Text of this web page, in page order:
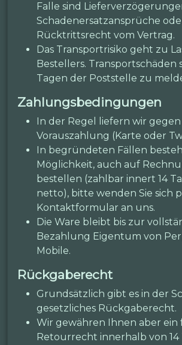
Falle sind
Schadenersatzansprüche
Rücktrittsrecht vom Vertrag.
Das Transportrisiko geht zu
Bestellers. Transportschäden
Tagen der Poststelle zu
Zahlungsbedingungen
In der Regel liefern wir gegen
Vorauszahlung (Karte oder
In begründeten Fällen
Möglichkeit, auch auf
bestellen (zahlbar innert 14
netto), bitte wenden Sie sich
Kontaktformular an uns.
Die Ware bleibt bis zur
Bezahlung Eigentum von
Mobile.
Rückgaberecht
Grundsätzlich gibt es in der
gesetzliches Rückgaberecht.
Wir gewähren Ihnen aber ein
Retourrecht innerhalb von 14